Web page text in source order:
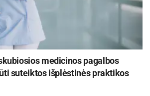
medicinos pagalbos
suteiktos išplėstinės praktikos